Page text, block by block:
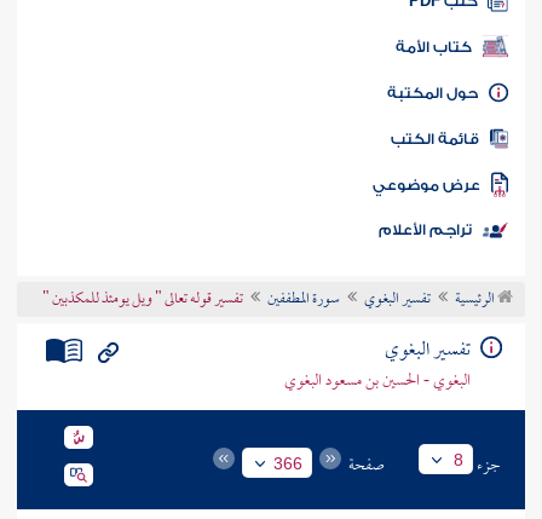
كتب PDF
كتاب الأمة
المكتبة
الكتب
موضوعي
تراجم الأعلام
الرئيسية تفسير البغوي سورة المطففين تفسير قوله تعالى " ويل يومئذ للمكذبين "
تفسير البغوي
البغوي - الحسين بن مسعود البغوي
جزء 8 صفحة 366